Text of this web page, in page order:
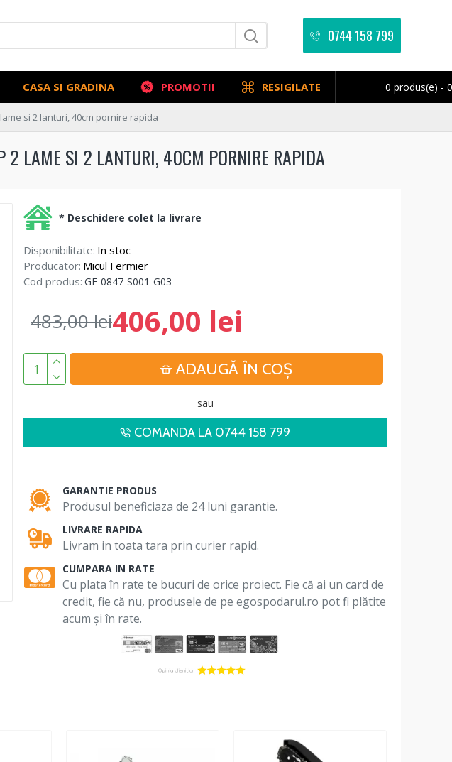
0744 158 799
CASA SI GRADINA PROMOTII RESIGILATE 0 produs(e) -
si 2 lanturi, 40cm pornire rapida
LAME SI 2 LANTURI, 40CM PORNIRE RAPIDA
Disponibilitate: In stoc
Producator: Micul Fermier
Cod produs: GF-0847-S001-G03
406,00 lei
483,00 lei
ADAUGĂ ÎN COŞ
* Deschidere colet la livrare
sau
COMANDA LA 0744 158 799
GARANTIE PRODUS
Produsul beneficiaza de 24 luni garantie.
LIVRARE RAPIDA
Livram in toata tara prin curier rapid.
CUMPARA IN RATE
Cu plata în rate te bucuri de orice proiect. Fie că ai un card de
credit, fie că nu, produsele de pe egospodarul.ro pot fi plătite
acum și în rate.